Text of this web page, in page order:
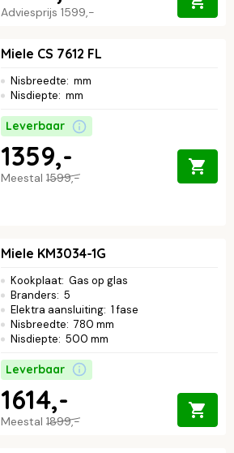
Adviesprijs 1599,-
Miele CS 7612 FL
Nisbreedte: mm
Nisdiepte: mm
Leverbaar
Meestal 1599,-
1359,-
Miele KM3034-1G
Kookplaat: Gas op glas
Branders: 5
Elektra aansluiting: 1 fase
Nisbreedte: 780 mm
Nisdiepte: 500 mm
Leverbaar
Meestal 1899,-
1614,-